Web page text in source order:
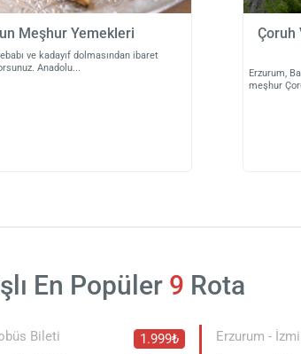
Meşhur Yemekleri
ve kadayıf dolmasından ibaret
Anadolu
Çoruh
Erzurum,
meşhur
En Popüler 9 Rota
Bileti 1.999₺ Erzurum -